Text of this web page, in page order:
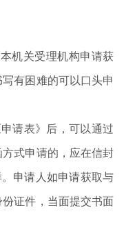
机关受理机构申请获
有困难的可以口头申
请表》后，可以通过
式申请的，应在信封
申请人如申请获取与
证件，当面提交书面